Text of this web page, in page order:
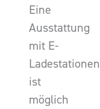
Eine
Ausstattung
mit E-
Ladestationen
ist
möglich